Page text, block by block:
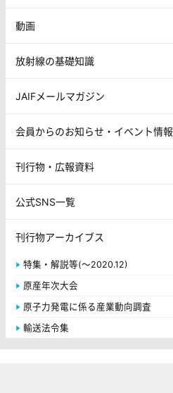
動画
放射線の基礎知識
JAIFメールマガジン
会員からのお知らせ・イベント情報
刊行物・広報資料
公式SNS一覧
刊行物アーカイブス
特集・解説等(～2020.12)
原産年次大会
原子力発電に係る産業動向調査
輸送法令集